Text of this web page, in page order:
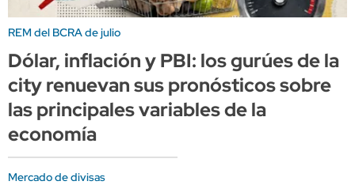
REM del BCRA de julio
Dólar, inflación y PBI: los gurúes de la
city renuevan sus pronósticos sobre
las principales variables de la
economía
Mercado de divisas